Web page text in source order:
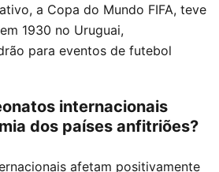
a Copa do Mundo FIFA, teve
1930 no Uruguai,
para eventos de futebol
internacionais
dos países anfitriões?
afetam positivamente